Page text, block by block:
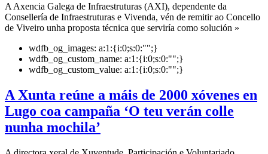
A Axencia Galega de Infraestruturas (AXI), dependente da
Consellería de Infraestruturas e Vivenda, vén de remitir ao Concello
de Viveiro unha proposta técnica que serviría como solución »
wdfb_og_images: a:1:{i:0;s:0:"";}
wdfb_og_custom_name: a:1:{i:0;s:0:"";}
wdfb_og_custom_value: a:1:{i:0;s:0:"";}
A Xunta reúne a máis de 2000 xóvenes en
Lugo coa campaña ‘O teu verán colle
nunha mochila’